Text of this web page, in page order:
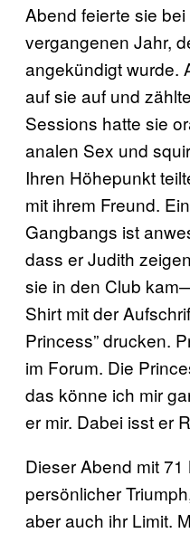
Abend feierte sie
vergangenen Jahr,
angekündigt wurde.
auf sie auf und
Sessions hatte sie
analen Sex und
Ihren Höhepunkt
mit ihrem Freund.
Gangbangs ist
dass er Judith
sie in den Club
Shirt mit der
Princess” drucken.
im Forum. Die
das könne ich mir
er mir. Dabei isst er
Dieser Abend mit
persönlicher
aber auch ihr Limit.